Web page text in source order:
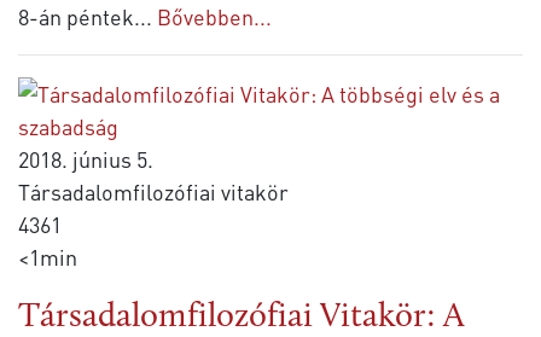
8-án péntek... Bővebben...
2018. június 5.
Társadalomfilozófiai vitakör
4361
<1min
Társadalomfilozófiai Vitakör: A